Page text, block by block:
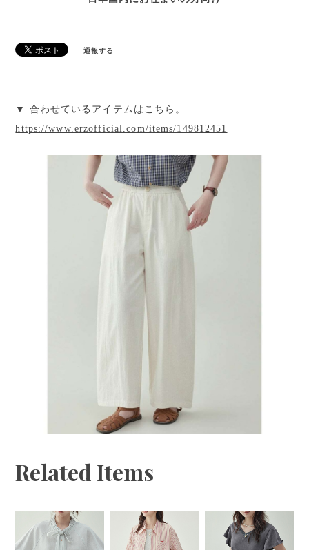
通報する
▼ 合わせているアイテムはこちら。
https://www.erzofficial.com/items/149812451
Related Items